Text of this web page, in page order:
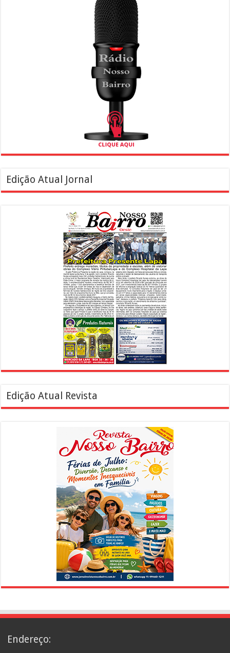
Edição Atual Jornal
Edição Atual Revista
Endereço: